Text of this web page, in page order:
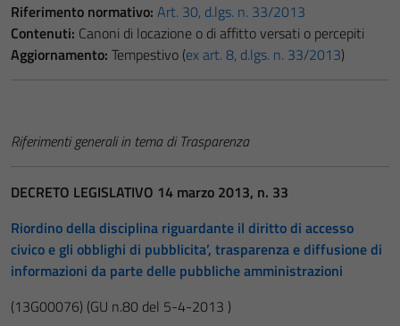
Riferimento normativo: Art. 30, d.lgs. n. 33/2013
Contenuti: Canoni di locazione o di affitto versati o percepiti
Aggiornamento: Tempestivo (ex art. 8, d.lgs. n. 33/2013)
Riferimenti generali in tema di Trasparenza
DECRETO LEGISLATIVO 14 marzo 2013, n. 33
Riordino della disciplina riguardante il diritto di accesso
civico e gli obblighi di pubblicita’, trasparenza e diffusione di
informazioni da parte delle pubbliche amministrazioni
(13G00076) (GU n.80 del 5-4-2013 )